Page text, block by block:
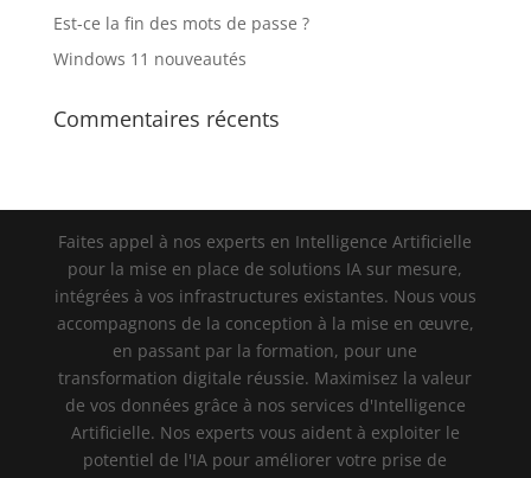
Est-ce la fin des mots de passe ?
Windows 11 nouveautés
Commentaires récents
Faites appel à nos experts en Intelligence Artificielle
pour la mise en place de solutions IA sur mesure,
intégrées à vos infrastructures existantes. Nous vous
accompagnons de la conception à la mise en œuvre,
en passant par la formation, pour une
transformation digitale réussie. Maximisez la valeur
de vos données grâce à nos services d'Intelligence
Artificielle. Nos experts vous aident à exploiter le
potentiel de l'IA pour améliorer votre prise de